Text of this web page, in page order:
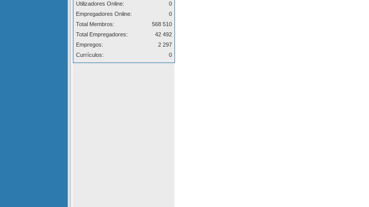
Utilizadores Online:
0
Empregadores Online:
0
Total Membros:
568 510
Total Empregadores:
42 492
Empregos:
2 297
Currículos:
0